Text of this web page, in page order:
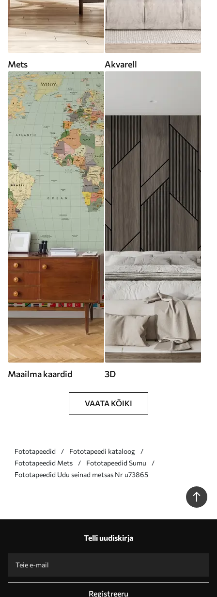
Mets Akvarell
Maailma kaardid 3D
VAATA KÕIKI
Fototapeedid
Fototapeedi kataloog
Fototapeedid Mets
Fototapeedid Sumu
Fototapeedid Udu seinad metsas Nr u73865
Telli uudiskirja
Registreeru